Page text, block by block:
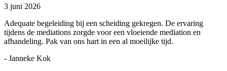
3 juni 2026
Adequate begeleiding bij een scheiding gekregen. De ervaring
tijdens de mediations zorgde voor een vloeiende mediation en
afhandeling. Pak van ons hart in een al moeilijke tijd.
- Janneke Kok